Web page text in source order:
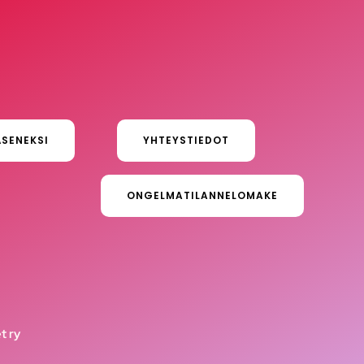
YHTEYSTIEDOT
ONGELMATILANNELOMAKE
ry